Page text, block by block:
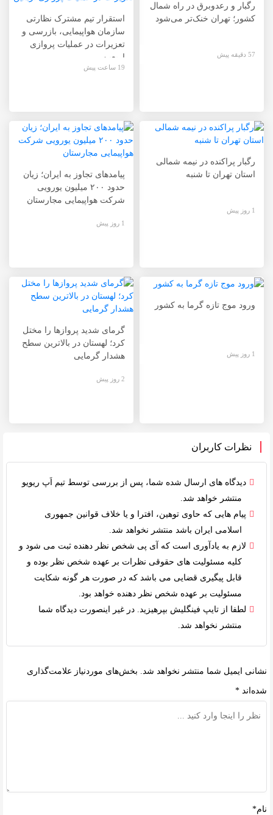
رگبار و رعدوبرق در راه شمال
کشور؛ تهران خنک‌تر می‌شود
57 دقیقه پیش
استقرار تیم مشترک نظارتی
سازمان هواپیمایی، بازرسی و
تعزیرات در عملیات پروازی
اربعین
19 ساعت پیش
رگبار پراکنده در نیمه شمالی
استان تهران تا شنبه
1 روز پیش
پیامدهای تجاوز به ایران؛ زیان
حدود ۲۰۰ میلیون یورویی
شرکت هواپیمایی مجارستان
1 روز پیش
ورود موج تازه گرما به کشور
1 روز پیش
گرمای شدید پروازها را مختل
کرد؛ لهستان در بالاترین سطح
هشدار گرمایی
2 روز پیش
نظرات کاربران
دیدگاه های ارسال شده شما، پس از بررسی توسط تیم اَپ ریویو
منتشر خواهد شد.
پیام هایی که حاوی توهین، افترا و یا خلاف قوانین جمهوری
اسلامی ایران باشد منتشر نخواهد شد.
لازم به یادآوری است که آی پی شخص نظر دهنده ثبت می شود و
کلیه مسئولیت های حقوقی نظرات بر عهده شخص نظر بوده و
قابل پیگیری قضایی می باشد که در صورت هر گونه شکایت
مسئولیت بر عهده شخص نظر دهنده خواهد بود.
لطفا از تایپ فینگلیش بپرهیزید. در غیر اینصورت دیدگاه شما
منتشر نخواهد شد.
نشانی ایمیل شما منتشر نخواهد شد. بخش‌های موردنیاز علامت‌گذاری
شده‌اند *
نام*